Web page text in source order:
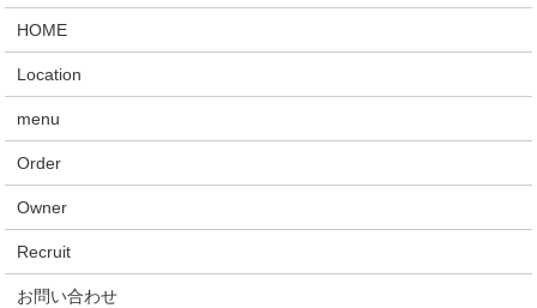
HOME
Location
menu
Order
Owner
Recruit
お問い合わせ